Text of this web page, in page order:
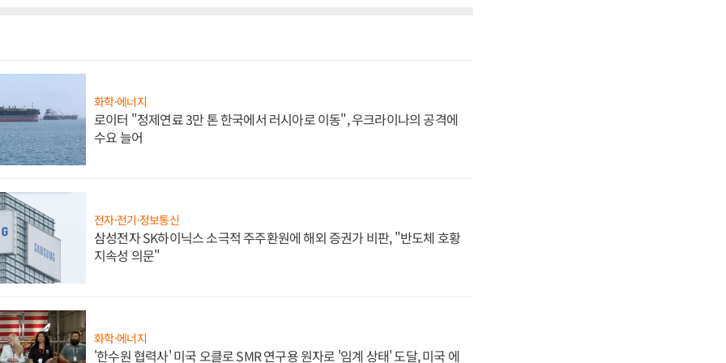
화학·에너지
로이터 "정제연료 3만 톤 한국에서 러시아로 이동", 우크라이나의 공격에
수요 늘어
전자·전기·정보통신
삼성전자 SK하이닉스 소극적 주주환원에 해외 증권가 비판, "반도체 호황
지속성 의문"
화학·에너지
'한수원 협력사' 미국 오클로 SMR 연구용 원자로 '임계 상태' 도달, 미국 에